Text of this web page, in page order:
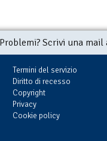
Problemi? Scrivi una
Termini del servizio
Diritto di recesso
Copyright
Privacy
Cookie policy